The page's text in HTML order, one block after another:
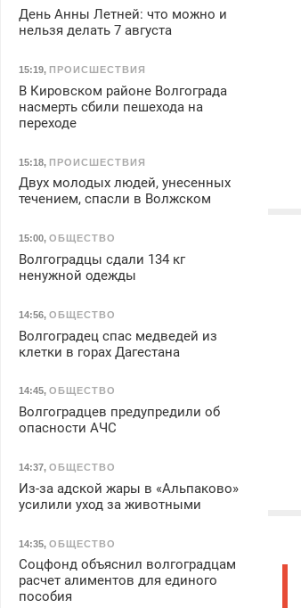
День Анны Летней: что можно и
нельзя делать 7 августа
15:19, ПРОИСШЕСТВИЯ
В Кировском районе Волгограда
насмерть сбили пешехода на
переходе
15:18, ПРОИСШЕСТВИЯ
Двух молодых людей, унесенных
течением, спасли в Волжском
15:00, ОБЩЕСТВО
Волгоградцы сдали 134 кг
ненужной одежды
14:56, ОБЩЕСТВО
Волгоградец спас медведей из
клетки в горах Дагестана
14:45, ОБЩЕСТВО
Волгоградцев предупредили об
опасности АЧС
14:37, ОБЩЕСТВО
Из-за адской жары в «Альпаково»
усилили уход за животными
14:35, ОБЩЕСТВО
Соцфонд объяснил волгоградцам
расчет алиментов для единого
пособия